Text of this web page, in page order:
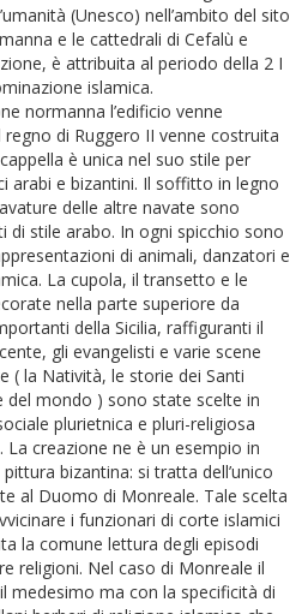
(Unesco) nell’ambito del sito
e le cattedrali di Cefalù e
è attribuita al periodo della 2 I
islamica.
normanna l’edificio venne
di Ruggero II venne costruita
è unica nel suo stile per
arabi e bizantini. Il soffitto in legno
delle altre navate sono
di stile arabo. In ogni spicchio sono
di animali, danzatori e
La cupola, il transetto e le
nella parte superiore da
della Sicilia, raffiguranti il
gli evangelisti e varie scene
( la Natività, le storie dei Santi
del mondo ) sono state scelte in
plurietnica e pluri-religiosa
La creazione ne è un esempio in
bizantina: si tratta dell’unico
al Duomo di Monreale. Tale scelta
i funzionari di corte islamici
la comune lettura degli episodi
religioni. Nel caso di Monreale il
medesimo ma con la specificità di